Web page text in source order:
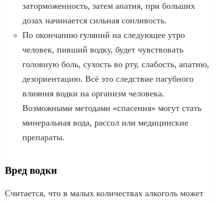
заторможенность, затем апатия, при больших
дозах начинается сильная сонливость.
По окончанию гуляний на следующее утро
человек, пивший водку, будет чувствовать
головную боль, сухость во рту, слабость, апатию,
дезориентацию. Всё это следствие пагубного
влияния водки на организм человека.
Возможными методами «спасения» могут стать
минеральная вода, рассол или медицинские
препараты.
Вред водки
Считается, что в малых количествах алкоголь может